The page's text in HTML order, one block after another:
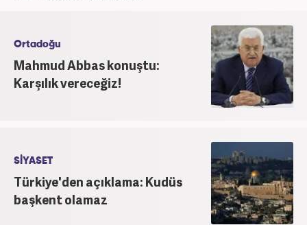
Ortadoğu
Mahmud Abbas konuştu:
Karşılık vereceğiz!
SİYASET
Türkiye'den açıklama: Kudüs
başkent olamaz